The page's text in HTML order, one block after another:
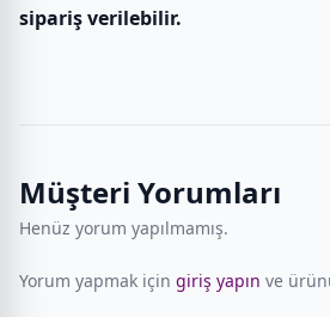
sipariş verilebilir.
Müşteri Yorumları
Henüz yorum yapılmamış.
Yorum yapmak için giriş yapın ve